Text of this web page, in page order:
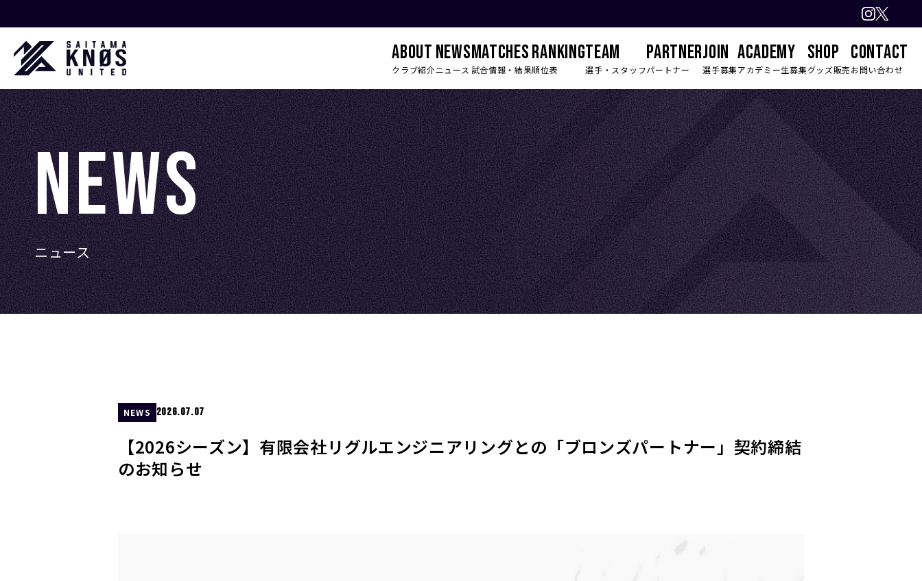
ABOUT
クラブ紹介
NEWS
ニュース
MATCHES
試合情報・結果
RANKING
順位表
TEAM
選手・スタッフ
PARTNER
パートナー
JOIN
選手募集
ACADEMY
アカデミー生募集
SHOP
グッズ販売
CONTACT
お問い合わせ
NEWS
ニュース
NEWS 2026.07.07
【2026シーズン】有限会社リグルエンジニアリングとの「ブロンズパートナー」契約締結
のお知らせ